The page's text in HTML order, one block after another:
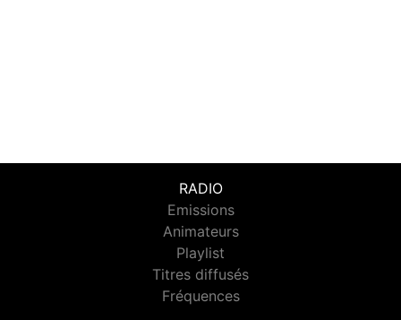
RADIO
Emissions
Animateurs
Playlist
Titres diffusés
Fréquences